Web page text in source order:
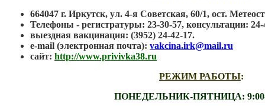
664047 г. Иркутск, ул. 4-я Советская, 60/1, ост.
Телефоны - регистратуры: 23-30-57, консультации: 24-
выездная вакцинация: (3952) 24-42-17.
e-mail (электронная почта): vakcina.irk@mail.ru
сайт: http://www.privivka38.ru
РЕЖИМ РАБОТЫ:
ПОНЕДЕЛЬНИК-ПЯТНИЦА: 9:00-